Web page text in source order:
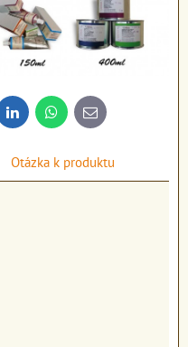
LinkedInWhatsApp
E-
mail
Otázka k produktu